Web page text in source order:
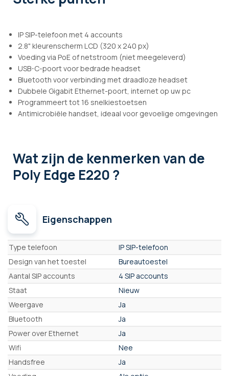
IP SIP-telefoon met 4 accounts
2.8" kleurenscherm LCD (320 x 240 px)
Voeding via PoE of netstroom (niet meegeleverd)
USB-C-poort voor bedrade headset
Bluetooth voor verbinding met draadloze headset
Dubbele Gigabit Ethernet-poort, internet op uw pc
Programmeert tot 16 snelkiestoetsen
Antimicrobiële handset, ideaal voor gevoelige omgevingen
Wat zijn de kenmerkenvan de
Poly Edge E220 ?
Eigenschappen
Eigenschappen
Type telefoon
IP SIP-telefoon
Design van het toestel
Bureautoestel
Aantal SIP accounts
4 SIP accounts
Staat
Nieuw
Weergave
Ja
Bluetooth
Ja
Power over Ethernet
Ja
Wifi
Nee
Handsfree
Ja